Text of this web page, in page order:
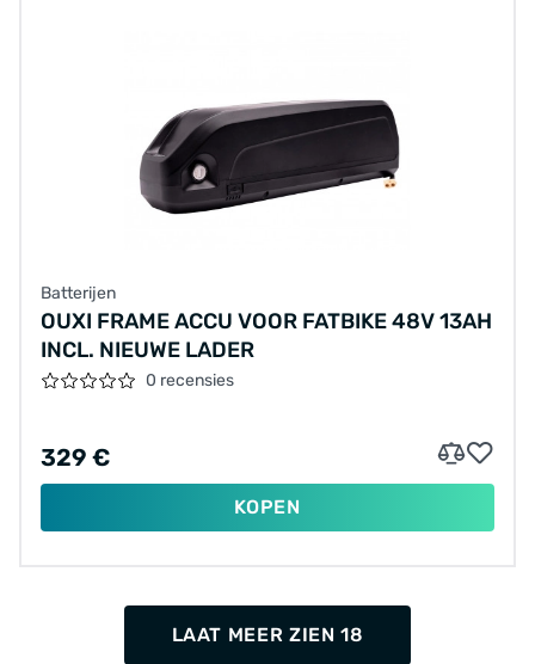
Batterijen
OUXI FRAME ACCU VOOR FATBIKE 48V 13AH
INCL. NIEUWE LADER
0 recensies
329 €
KOPEN
LAAT MEER ZIEN 18